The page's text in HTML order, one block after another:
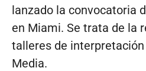
lanzado la convocatoria
en Miami. Se trata de la
talleres de
Media.